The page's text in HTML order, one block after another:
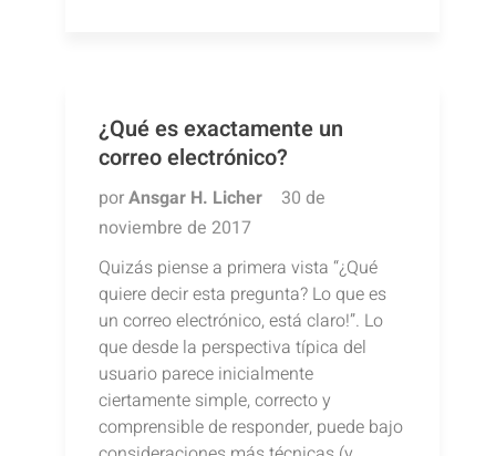
¿Qué es exactamente un
correo electrónico?
porAnsgar H. Licher
30 de
noviembre de 2017
Quizás piense a primera vista “¿Qué
quiere decir esta pregunta? Lo que es
un correo electrónico, está claro!”. Lo
que desde la perspectiva típica del
usuario parece inicialmente
ciertamente simple, correcto y
comprensible de responder, puede bajo